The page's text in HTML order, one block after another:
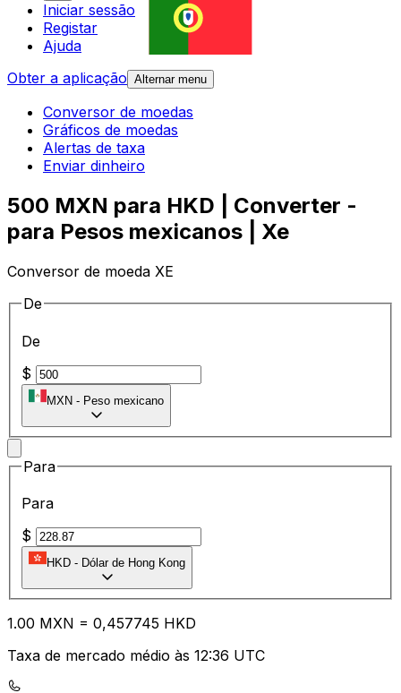
Iniciar sessão
Registar
Ajuda
Obter a aplicação Alternar menu
Conversor de moedas
Gráficos de moedas
Alertas de taxa
Enviar dinheiro
500 MXN para HKD | Converter -
para Pesos mexicanos | Xe
Conversor de moeda XE
De
De
$
MXN - Peso mexicano
Para
Para
$
HKD - Dólar de Hong Kong
1.00 MXN = 0,457745 HKD
Taxa de mercado médio às 12:36 UTC